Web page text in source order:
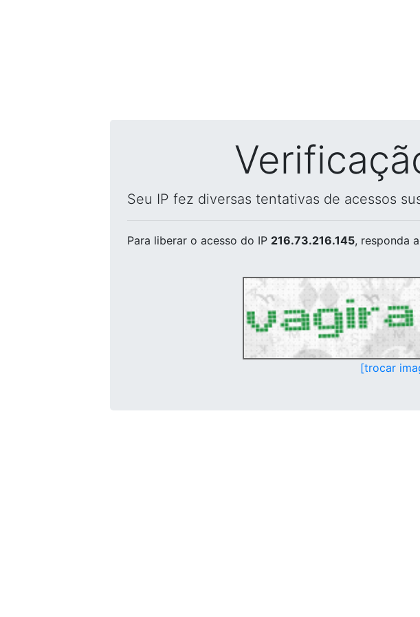
Seu IP fez diversas tentativas de acessos
Para liberar o acesso do IP 216.73.216.145, responda
[trocar